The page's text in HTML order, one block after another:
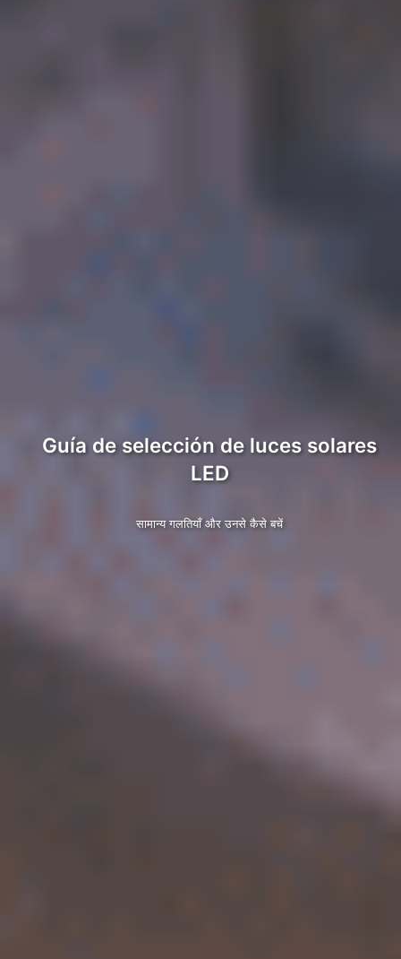
Guía de selección de luces solares
LED
सामान्य गलतियाँ और उनसे कैसे बचें